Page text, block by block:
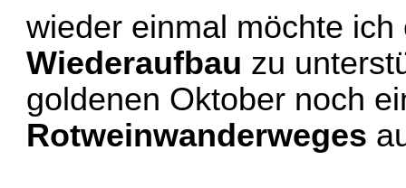
wieder einmal möchte
Wiederaufbau zu
goldenen Oktober noch
Rotweinwanderweges